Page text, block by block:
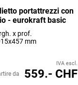
portattrezzi con
- eurokraft basic
x prof.
mm
IVA escl.
da 559.- CHF